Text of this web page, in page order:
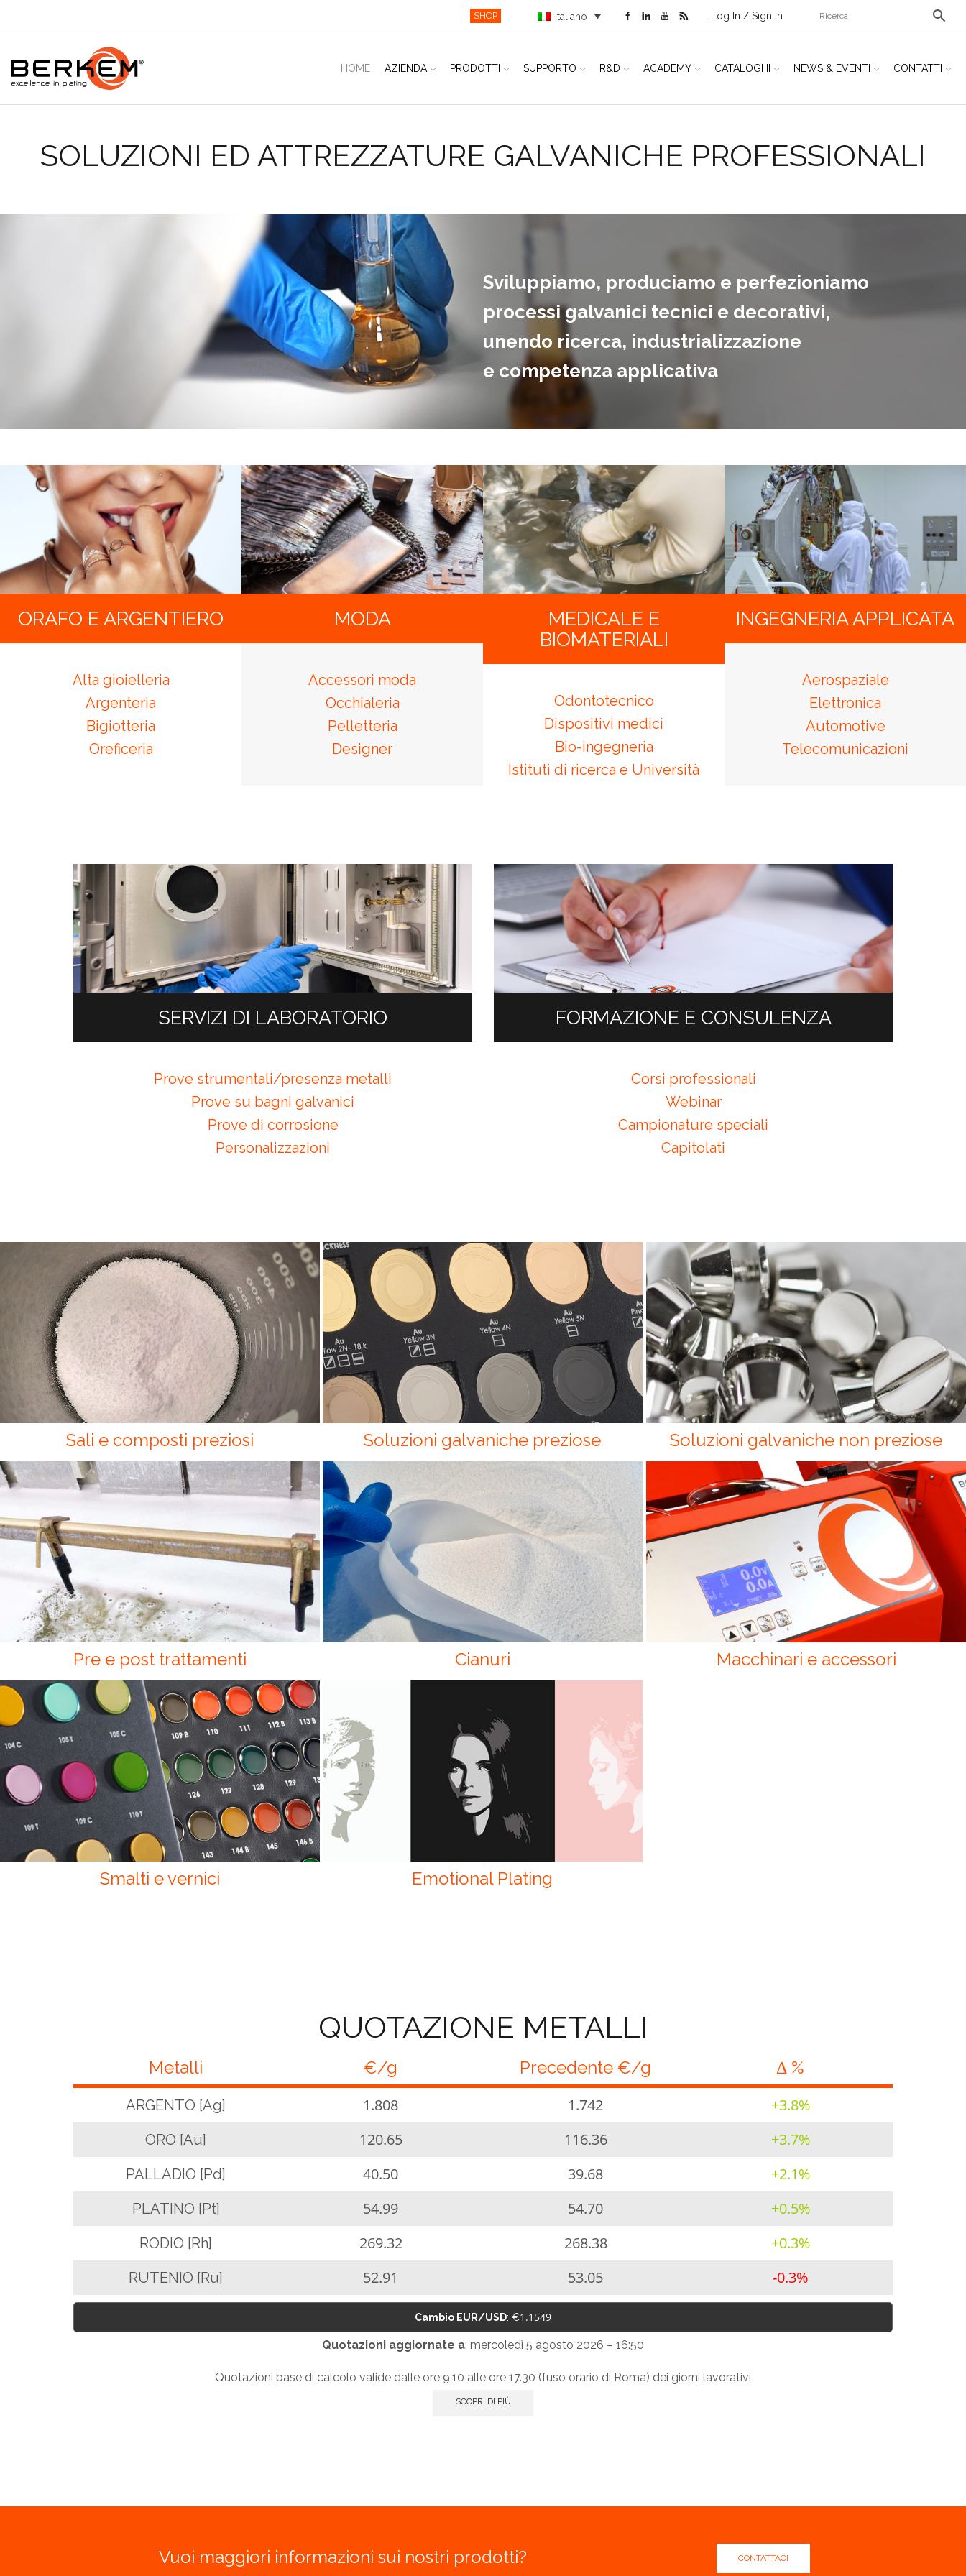
SHOP Italiano Log In / Sign In
HOME AZIENDA PRODOTTI SUPPORTO R&D ACADEMY CATALOGHI NEWS & EVENTI CONTATTI
SOLUZIONI ED ATTREZZATURE GALVANICHE PROFESSIONALI
Sviluppiamo, produciamo e perfezioniamo
processi galvanici tecnici e decorativi,
unendo ricerca, industrializzazione
e competenza applicativa
ORAFO E ARGENTIERO
Alta gioielleria
Argenteria
Bigiotteria
Oreficeria
MODA
Accessori moda
Occhialeria
Pelletteria
Designer
MEDICALE E
BIOMATERIALI
Odontotecnico
Dispositivi medici
Bio-ingegneria
Istituti di ricerca e Università
INGEGNERIA APPLICATA
Aerospaziale
Elettronica
Automotive
Telecomunicazioni
SERVIZI DI LABORATORIO
Prove strumentali/presenza metalli
Prove su bagni galvanici
Prove di corrosione
Personalizzazioni
FORMAZIONE E CONSULENZA
Corsi professionali
Webinar
Campionature speciali
Capitolati
Sali e composti preziosi Soluzioni galvaniche preziose Soluzioni galvaniche non preziose
Pre e post trattamenti Cianuri Macchinari e accessori
Smalti e vernici Emotional Plating
QUOTAZIONE METALLI
Metalli €/g Precedente €/g Δ %
ARGENTO [Ag] 1.808 1.742 +3.8%
ORO [Au] 120.65 116.36 +3.7%
PALLADIO [Pd] 40.50 39.68 +2.1%
PLATINO [Pt] 54.99 54.70 +0.5%
RODIO [Rh] 269.32 268.38 +0.3%
RUTENIO [Ru] 52.91 53.05 -0.3%
Cambio EUR/USD: €1.1549
Quotazioni aggiornate a: mercoledì 5 agosto 2026 – 16:50
Quotazioni base di calcolo valide dalle ore 9.10 alle ore 17.30 (fuso orario di Roma) dei giorni lavorativi
SCOPRI DI PIÙ
Vuoi maggiori informazioni sui nostri prodotti? CONTATTACI